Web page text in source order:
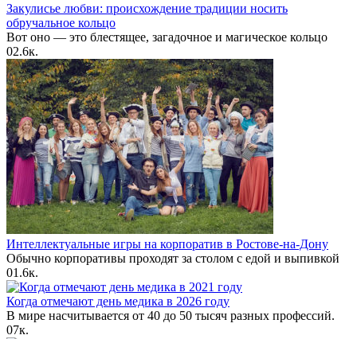
Закулисье любви: происхождение традиции носить
обручальное кольцо
Вот оно — это блестящее, загадочное и магическое кольцо
02.6к.
Интеллектуальные игры на корпоратив в Ростове-на-Дону
Обычно корпоративы проходят за столом с едой и выпивкой
01.6к.
Когда отмечают день медика в 2026 году
В мире насчитывается от 40 до 50 тысяч разных профессий.
07к.